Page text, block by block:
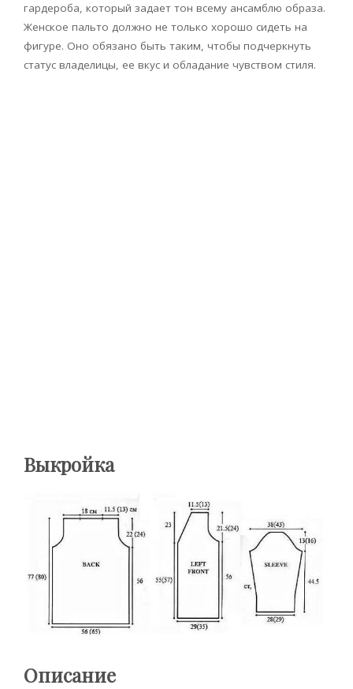
гардероба, который задает тон всему ансамблю образа.
Женское пальто должно не только хорошо сидеть на
фигуре. Оно обязано быть таким, чтобы подчеркнуть
статус владелицы, ее вкус и обладание чувством стиля.
Выкройка
Описание